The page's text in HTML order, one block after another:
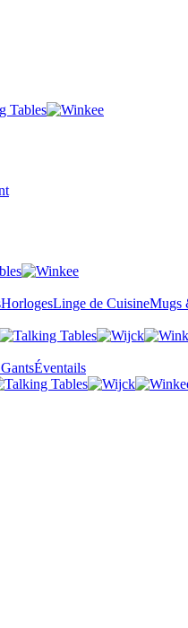
HorlogesLinge de CuisineMugs
Éventails